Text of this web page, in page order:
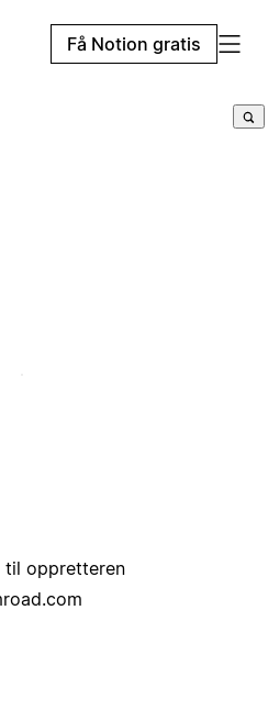
Få Notion gratis
til oppretteren